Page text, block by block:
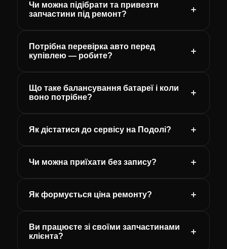
Чи можна підібрати та привезти
запчастини під ремонт?
Потрібна перевірка авто перед
купівлею — робите?
Що таке балансування батареї і коли
воно потрібне?
Як дістатися до сервісу на Подолі?
Чи можна приїхати без запису?
Як формується ціна ремонту?
Ви працюєте зі своїми запчастинами
клієнта?